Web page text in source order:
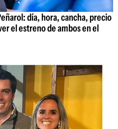
día, hora, cancha, precio
el estreno de ambos en el